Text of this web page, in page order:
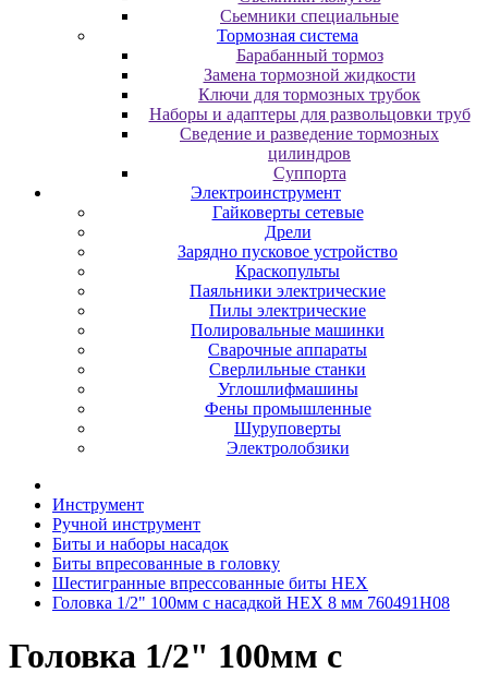
Сьемники специальные
Тормозная система
Барабанный тормоз
Замена тормозной жидкости
Ключи для тормозных трубок
Наборы и адаптеры для развольцовки труб
Сведение и разведение тормозных
цилиндров
Суппорта
Электроинструмент
Гайковерты сетевые
Дрели
Зарядно пусковое устройство
Краскопульты
Паяльники электрические
Пилы электрические
Полировальные машинки
Сварочные аппараты
Сверлильные станки
Углошлифмашины
Фены промышленные
Шуруповерты
Электролобзики
Инструмент
Pучнoй инcтpумeнт
Биты и нaбopы нacaдoк
Биты впpecoвaнныe в гoлoвку
Шecтигpaнныe впpeccoвaнныe биты HEX
Головка 1/2" 100мм с насадкой HEX 8 мм 760491H08
Головка 1/2" 100мм с